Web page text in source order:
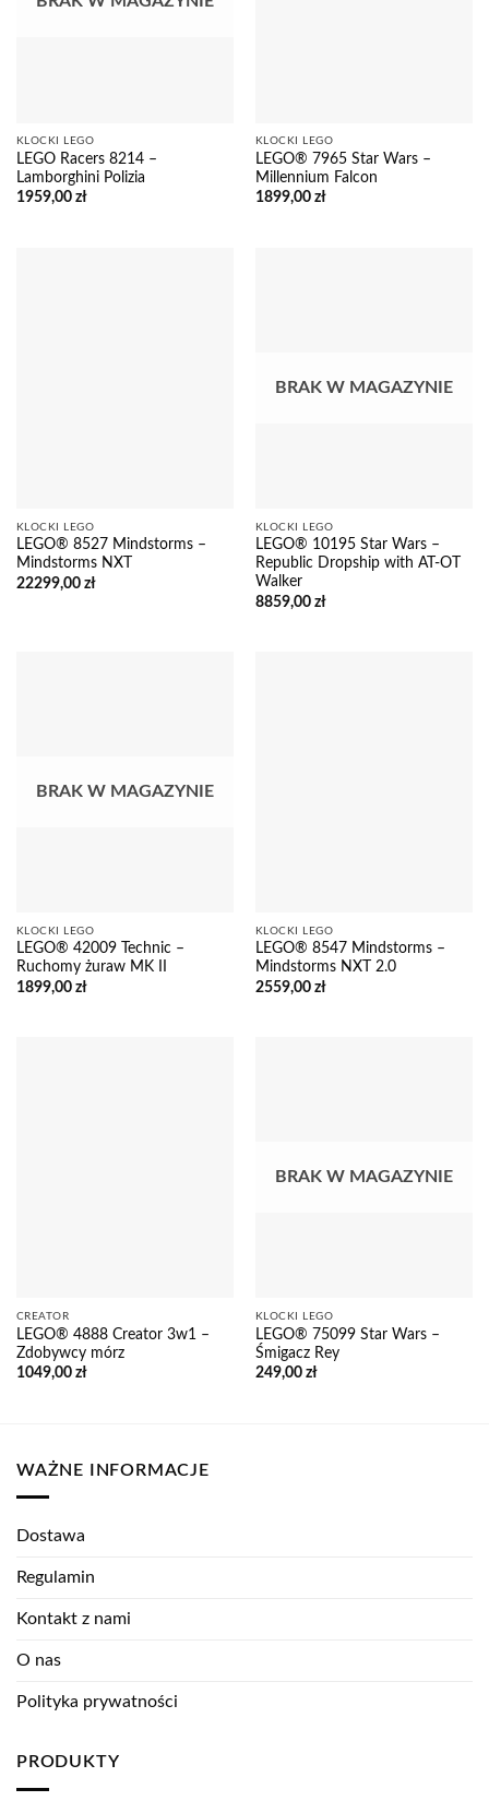
KLOCKI LEGO
LEGO Racers 8214 –
Lamborghini Polizia
1959,00 zł
KLOCKI LEGO
LEGO® 7965 Star Wars –
Millennium Falcon
1899,00 zł
KLOCKI LEGO
LEGO® 8527 Mindstorms –
Mindstorms NXT
22299,00 zł
BRAK W MAGAZYNIE
KLOCKI LEGO
LEGO® 10195 Star Wars –
Republic Dropship with AT-OT
Walker
8859,00 zł
BRAK W MAGAZYNIE
KLOCKI LEGO
LEGO® 42009 Technic –
Ruchomy żuraw MK II
1899,00 zł
KLOCKI LEGO
LEGO® 8547 Mindstorms –
Mindstorms NXT 2.0
2559,00 zł
CREATOR
LEGO® 4888 Creator 3w1 –
Zdobywcy mórz
1049,00 zł
BRAK W MAGAZYNIE
KLOCKI LEGO
LEGO® 75099 Star Wars –
Śmigacz Rey
249,00 zł
WAŻNE INFORMACJE
Dostawa
Regulamin
Kontakt z nami
O nas
Polityka prywatności
PRODUKTY